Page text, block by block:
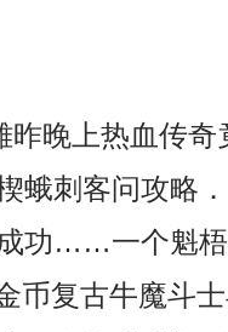
昨晚上热血传
蛾刺客问攻略
功……一个魁
币复古牛魔斗